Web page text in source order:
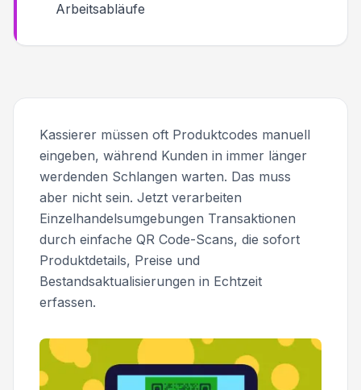
Arbeitsabläufe
Kassierer müssen oft Produktcodes manuell
eingeben, während Kunden in immer länger
werdenden Schlangen warten. Das muss
aber nicht sein. Jetzt verarbeiten
Einzelhandelsumgebungen Transaktionen
durch einfache QR Code-Scans, die sofort
Produktdetails, Preise und
Bestandsaktualisierungen in Echtzeit
erfassen.